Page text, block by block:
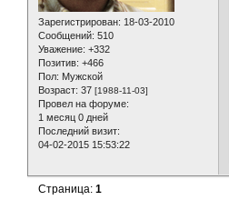
Зарегистрирован: 18-03-2010
Сообщений: 510
Уважение: +332
Позитив: +466
Пол: Мужской
Возраст: 37 [1988-11-03]
Провел на форуме:
1 месяц 0 дней
Последний визит:
04-02-2015 15:53:22
Страница:1